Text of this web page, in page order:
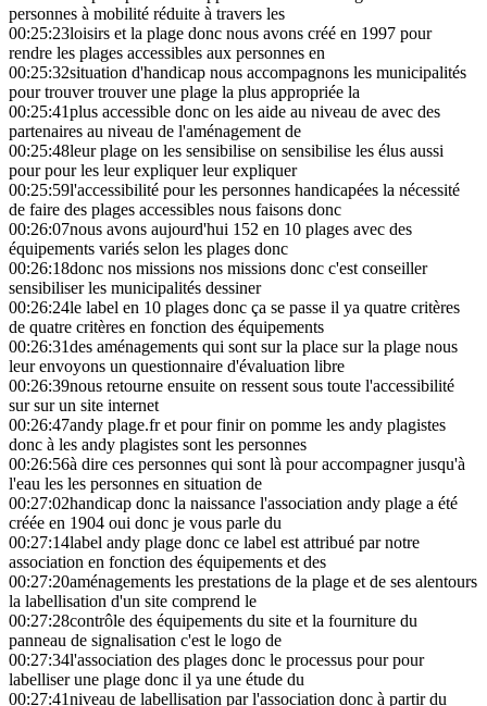
personnes à mobilité réduite à travers les
00:25:23loisirs et la plage donc nous avons créé en 1997 pour
rendre les plages accessibles aux personnes en
00:25:32situation d'handicap nous accompagnons les municipalités
pour trouver trouver une plage la plus appropriée la
00:25:41plus accessible donc on les aide au niveau de avec des
partenaires au niveau de l'aménagement de
00:25:48leur plage on les sensibilise on sensibilise les élus aussi
pour pour les leur expliquer leur expliquer
00:25:59l'accessibilité pour les personnes handicapées la nécessité
de faire des plages accessibles nous faisons donc
00:26:07nous avons aujourd'hui 152 en 10 plages avec des
équipements variés selon les plages donc
00:26:18donc nos missions nos missions donc c'est conseiller
sensibiliser les municipalités dessiner
00:26:24le label en 10 plages donc ça se passe il ya quatre critères
de quatre critères en fonction des équipements
00:26:31des aménagements qui sont sur la place sur la plage nous
leur envoyons un questionnaire d'évaluation libre
00:26:39nous retourne ensuite on ressent sous toute l'accessibilité
sur sur un site internet
00:26:47andy plage.fr et pour finir on pomme les andy plagistes
donc à les andy plagistes sont les personnes
00:26:56à dire ces personnes qui sont là pour accompagner jusqu'à
l'eau les les personnes en situation de
00:27:02handicap donc la naissance l'association andy plage a été
créée en 1904 oui donc je vous parle du
00:27:14label andy plage donc ce label est attribué par notre
association en fonction des équipements et des
00:27:20aménagements les prestations de la plage et de ses alentours
la labellisation d'un site comprend le
00:27:28contrôle des équipements du site et la fourniture du
panneau de signalisation c'est le logo de
00:27:34l'association des plages donc le processus pour pour
labelliser une plage donc il ya une étude du
00:27:41niveau de labellisation par l'association donc à partir du